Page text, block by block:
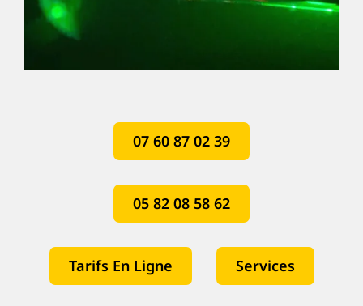
07 60 87 02 39
05 82 08 58 62
Tarifs En Ligne Services